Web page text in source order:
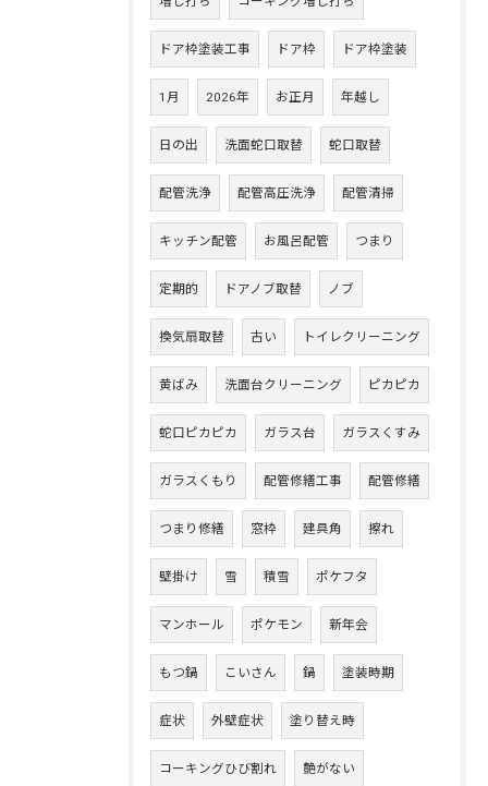
ドア枠塗装工事 ドア枠 ドア枠塗装
1月 2026年 お正月 年越し
日の出 洗面蛇口取替 蛇口取替
配管洗浄 配管高圧洗浄 配管清掃
キッチン配管 お風呂配管 つまり
定期的 ドアノブ取替 ノブ
換気扇取替 古い トイレクリーニング
黄ばみ 洗面台クリーニング ピカピカ
蛇口ピカピカ ガラス台 ガラスくすみ
ガラスくもり 配管修繕工事 配管修繕
つまり修繕 窓枠 建具角 擦れ
壁掛け 雪 積雪 ポケフタ
マンホール ポケモン 新年会
もつ鍋 こいさん 鍋 塗装時期
症状 外壁症状 塗り替え時
コーキングひび割れ 艶がない